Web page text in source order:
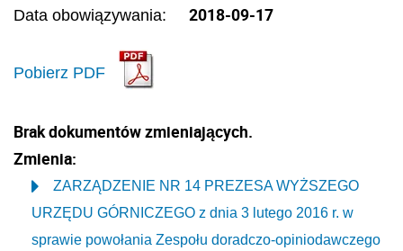
Data obowiązywania: 2018-09-17
Pobierz PDF
Brak dokumentów zmieniających.
Zmienia:
ZARZĄDZENIE NR 14 PREZESA WYŻSZEGO
URZĘDU GÓRNICZEGO z dnia 3 lutego 2016 r. w
sprawie powołania Zespołu doradczo-opiniodawczego